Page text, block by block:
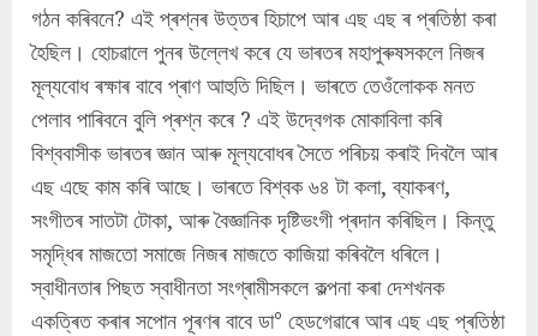
গঠন কৰিবনে? এই প্ৰশ্নৰ উত্তৰ হিচাপে আৰ এছ এছ ৰ প্ৰতিষ্ঠা কৰা
হৈছিল। হোচৱালে পুনৰ উল্লেখ কৰে যে ভাৰতৰ মহাপুৰুষসকলে নিজৰ
মূল্যবোধ ৰক্ষাৰ বাবে প্ৰাণ আহুতি দিছিল। ভাৰতে তেওঁলোকক মনত
পেলাব পাৰিবনে বুলি প্ৰশ্ন কৰে ? এই উদ্বেগক মোকাবিলা কৰি
বিশ্ববাসীক ভাৰতৰ জ্ঞান আৰু মূল্যবোধৰ সৈতে পৰিচয় কৰাই দিবলৈ আৰ
এছ এছে কাম কৰি আছে। ভাৰতে বিশ্বক ৬৪ টা কলা, ব্যাকৰণ,
সংগীতৰ সাতটা টোকা, আৰু বৈজ্ঞানিক দৃষ্টিভংগী প্ৰদান কৰিছিল। কিন্তু
সমৃদ্ধিৰ মাজতো সমাজে নিজৰ মাজতে কাজিয়া কৰিবলৈ ধৰিলে।
স্বাধীনতাৰ পিছত স্বাধীনতা সংগ্ৰামীসকলে কল্পনা কৰা দেশখনক
একত্ৰিত কৰাৰ সপোন পূৰণৰ বাবে ডা° হেডগেৱাৰে আৰ এছ এছ প্ৰতিষ্ঠা